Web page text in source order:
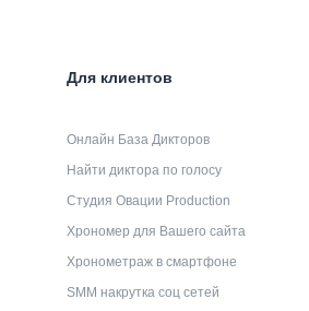
Для клиентов
Онлайн База Дикторов
Найти диктора по голосу
Студия Овации Production
Хрономер для Вашего сайта
Хронометраж в смартфоне
SMM накрутка соц сетей